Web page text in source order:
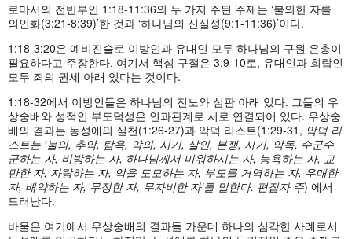
로마서의 전반부인 1:18-11:36의 두 가지 주된 주제는 ‘불의한 자를
의인화(3:21-8:39)’한 것과 ‘하나님의 신실성(9:1-11:36)’이다.
1:18-3:20은 예비진술로 이방인과 유대인 모두 하나님의 구원 은총이
필요하다고 주장한다. 여기서 핵심 구절은 3:9-10로, 유대인과 희랍인
모두 죄의 권세 아래 있다는 것이다.
1:18-32에서 이방인들은 하나님의 진노와 심판 아래 있다. 그들의 우
상숭배와 성적인 부도덕성은 인과관계로 서로 연결되어 있다. 우상숭
배의 결과는 동성애의 실천(1:26-27)과 악덕 리스트(1:29-31, 악덕 리
스트는 ‘불의, 추악, 탐욕, 악의, 시기, 살인, 분쟁, 사기, 악독, 수군수
군하는 자, 비방하는 자, 하나님께서 미워하시는 자, 능욕하는 자, 교
만한 자, 자랑하는 자, 악을 도모하는 자, 부모를 거역하는 자, 우매한
자, 배약하는 자, 무정한 자, 무자비한 자’를 말한다. 편집자 주) 에서
드러난다.
바울은 여기에서 우상숭배의 결과들 가운데 하나의 심각한 사례로서